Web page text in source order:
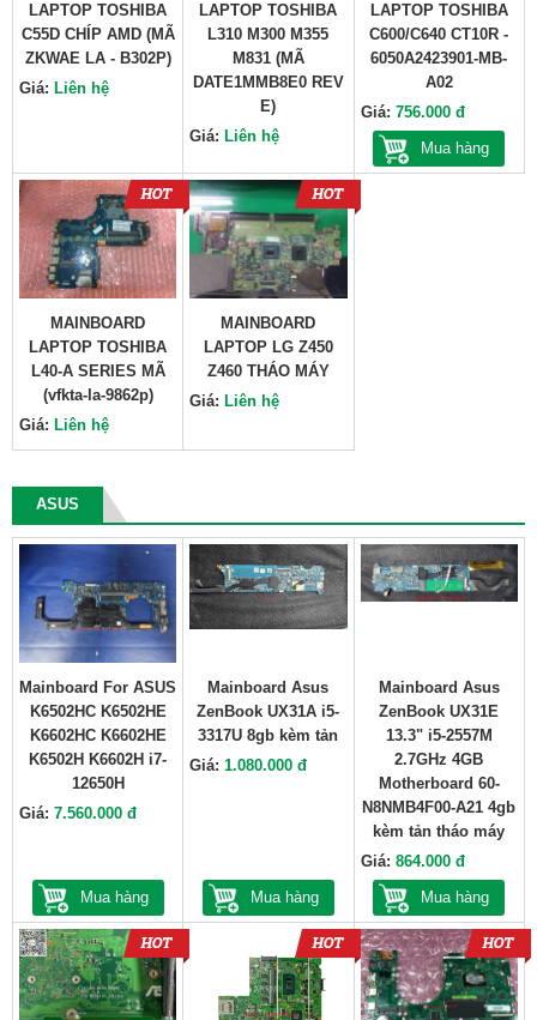
LAPTOP TOSHIBA
C55D CHÍP AMD (MÃ
ZKWAE LA - B302P)
Giá: Liên hệ
LAPTOP TOSHIBA
L310 M300 M355
M831 (MÃ
DATE1MMB8E0 REV
E)
Giá: Liên hệ
LAPTOP TOSHIBA
C600/C640 CT10R -
6050A2423901-MB-
A02
Giá: 756.000 đ
Mua hàng
MAINBOARD
LAPTOP TOSHIBA
L40-A SERIES MÃ
(vfkta-la-9862p)
Giá: Liên hệ
MAINBOARD
LAPTOP LG Z450
Z460 THÁO MÁY
Giá: Liên hệ
ASUS
Mainboard For ASUS
K6502HC K6502HE
K6602HC K6602HE
K6502H K6602H i7-
12650H
Giá: 7.560.000 đ
Mua hàng
Mainboard Asus
ZenBook UX31A i5-
3317U 8gb kèm tản
Giá:1.080.000 đ
Mua hàng
Mainboard Asus
ZenBook UX31E
13.3" i5-2557M
2.7GHz 4GB
Motherboard 60-
N8NMB4F00-A21 4gb
kèm tản tháo máy
Giá: 864.000 đ
Mua hàng